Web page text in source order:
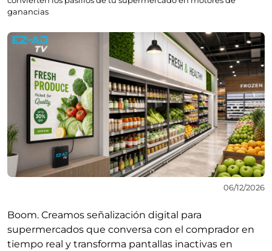
ganancias
06/12/2026
Boom. Creamos señalización digital para
supermercados que conversa con el comprador en
tiempo real y transforma pantallas inactivas en